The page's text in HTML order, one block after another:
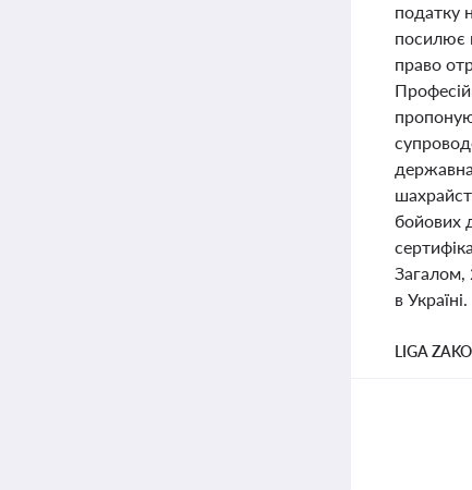
податку
посилює
право
бойових
Загалом,
в Україні.
LIGA